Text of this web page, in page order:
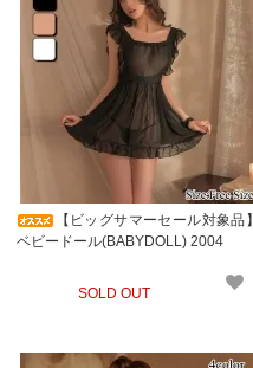
【ビッグサマーセール対象品】
ベビードール(BABYDOLL) 2004
SOLD OUT